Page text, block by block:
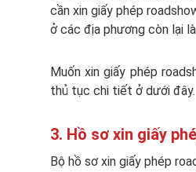
cần xin giấy phép
ở các địa phương còn lại
Muốn xin giấy phép
thủ tục chi tiết ở dưới đây.
3. Hồ sơ xin giấy
Bộ hồ sơ xin giấy phép